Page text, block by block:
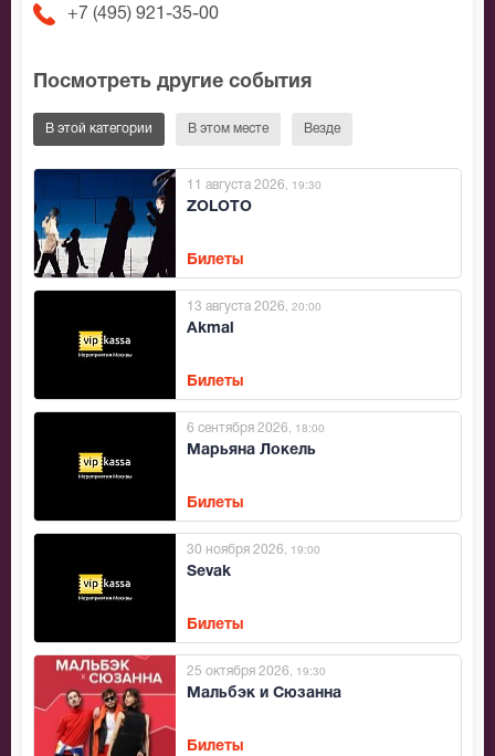
+7 (495) 921-35-00
Посмотреть другие события
В этой категории В этом месте Везде
ZOLOTO
11 августа 2026 , 19:30
Билеты
Akmal
13 августа 2026 , 20:00
Билеты
Марьяна Локель
6 сентября 2026 , 18:00
Билеты
Sevak
30 ноября 2026 , 19:00
Билеты
Мальбэк и Сюзанна
25 октября 2026 , 19:30
Билеты